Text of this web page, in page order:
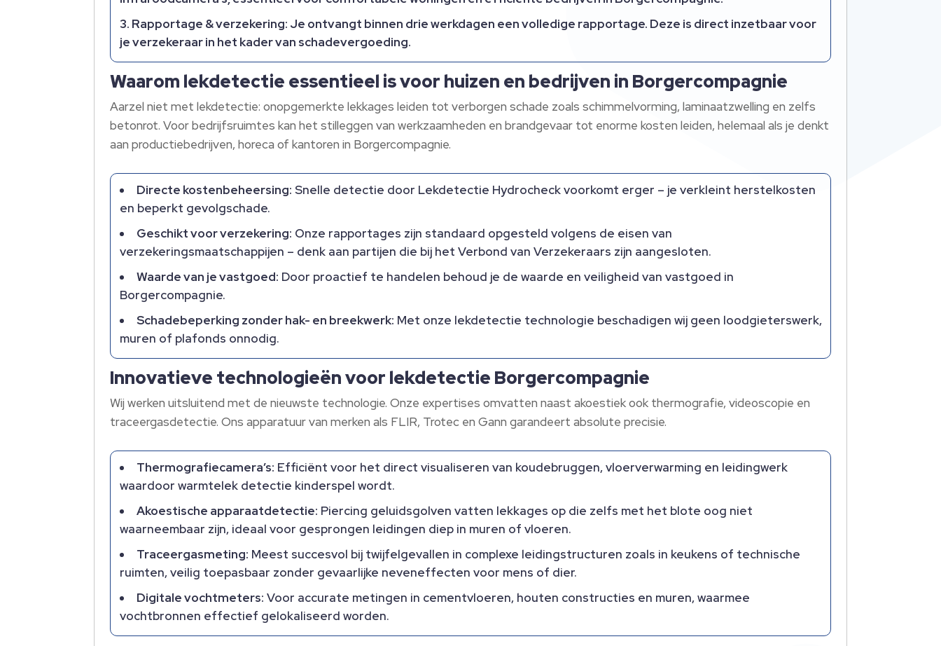
Rapportage & verzekering: Je ontvangt binnen drie werkdagen een volledige rapportage. Deze is direct inzetbaar voor
je verzekeraar in het kader van schadevergoeding.
Waarom lekdetectie essentieel is voor huizen en bedrijven in Borgercompagnie
Aarzel niet met lekdetectie: onopgemerkte lekkages leiden tot verborgen schade zoals schimmelvorming, laminaatzwelling en zelfs
betonrot. Voor bedrijfsruimtes kan het stilleggen van werkzaamheden en brandgevaar tot enorme kosten leiden, helemaal als je denkt
aan productiebedrijven, horeca of kantoren in Borgercompagnie.
Directe kostenbeheersing: Snelle detectie door Lekdetectie Hydrocheck voorkomt erger – je verkleint herstelkosten
en beperkt gevolgschade.
Geschikt voor verzekering: Onze rapportages zijn standaard opgesteld volgens de eisen van
verzekeringsmaatschappijen – denk aan partijen die bij het Verbond van Verzekeraars zijn aangesloten.
Waarde van je vastgoed: Door proactief te handelen behoud je de waarde en veiligheid van vastgoed in
Borgercompagnie.
Schadebeperking zonder hak- en breekwerk: Met onze lekdetectie technologie beschadigen wij geen loodgieterswerk,
muren of plafonds onnodig.
Innovatieve technologieën voor lekdetectie Borgercompagnie
Wij werken uitsluitend met de nieuwste technologie. Onze expertises omvatten naast akoestiek ook thermografie, videoscopie en
traceergasdetectie. Ons apparatuur van merken als FLIR, Trotec en Gann garandeert absolute precisie.
Thermografiecamera’s: Efficiënt voor het direct visualiseren van koudebruggen, vloerverwarming en leidingwerk
waardoor warmtelek detectie kinderspel wordt.
Akoestische apparaatdetectie: Piercing geluidsgolven vatten lekkages op die zelfs met het blote oog niet
waarneembaar zijn, ideaal voor gesprongen leidingen diep in muren of vloeren.
Traceergasmeting: Meest succesvol bij twijfelgevallen in complexe leidingstructuren zoals in keukens of technische
ruimten, veilig toepasbaar zonder gevaarlijke neveneffecten voor mens of dier.
Digitale vochtmeters: Voor accurate metingen in cementvloeren, houten constructies en muren, waarmee
vochtbronnen effectief gelokaliseerd worden.